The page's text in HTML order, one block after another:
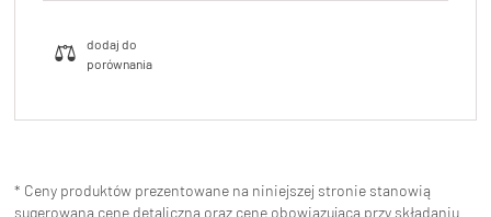
* Ceny produktów prezentowane na niniejszej stronie stanowią
sugerowaną cenę detaliczną oraz cenę obowiązującą przy składaniu